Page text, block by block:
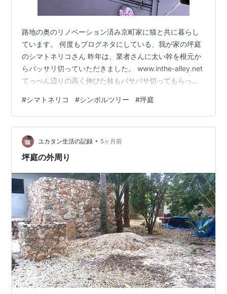
路地の奥のリノベーション済み京町家に猫と共に暮らし
ています。 何度もブログネタにしている、我が家の坪庭
のシマトネリコさん 昨年は、業者さんに太い幹を根元か
らバッサリ切っていただきました。 www.inthe-alley.net
てっぺん辺りの高く伸びた枝もバサバサ切ってもらった
根部分に乗って手の届く範囲の細めの枝を剪定しまし
た。 この窓から屋根に出ることができます。 大量~ 1年
で1メートル近く成長するみたい 塀に乗って切った分は坪
庭に落としたので、この写真が切った枝の半分くらいの
量 45Ⅼのゴミ袋が３つパンパンになりました。 切った後
#シマトネリコ #シンボルツリー #坪庭
ユカタン生活の記録 • 5ヶ月前
坪庭の外周り